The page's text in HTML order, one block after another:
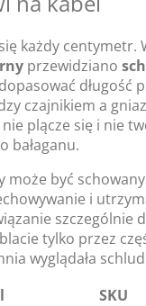
każdy centymetr.
przewidziano
długość
czajnikiem a
plącze się i nie
bałaganu.
może być
i
szczególnie
tylko przez
wyglądała
SKU